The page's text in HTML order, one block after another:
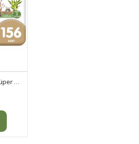
Baby Turco Doğadan Süper Avantaj Paketi Pofuduk Külot Bez 5 Numara Junior 156 Adet